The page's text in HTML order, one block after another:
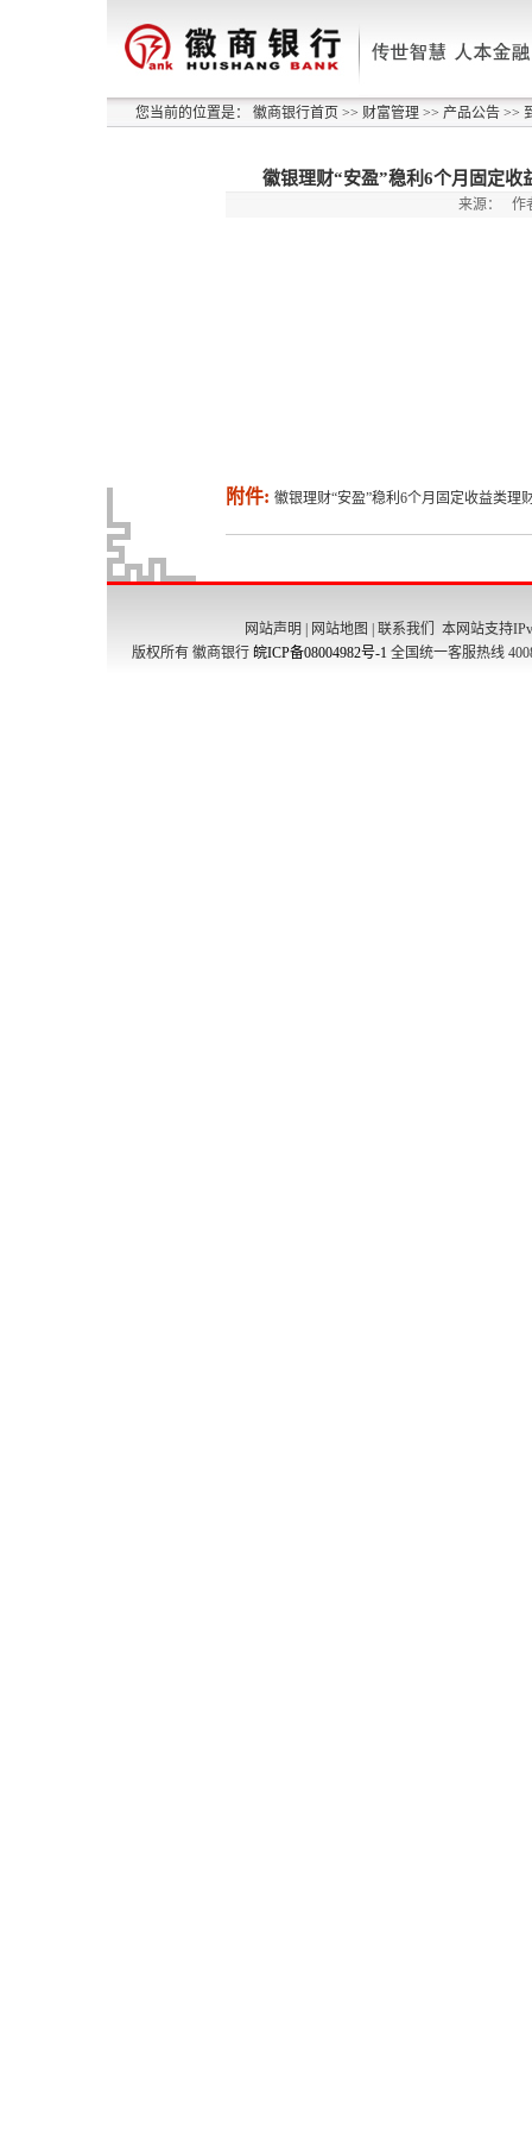
您当前的位置是： 徽商银行首页 >> 财富管理 >> 产品公告 >>
徽银理财“安盈”稳利6个月固定收
来源： 作
附件: 徽银理财“安盈”稳利6个月固定收益类理
网站声明 网站地图 联系我们
本网站支持
版权所有 徽商银行 皖ICP备08004982号-1 全国统一客服热线